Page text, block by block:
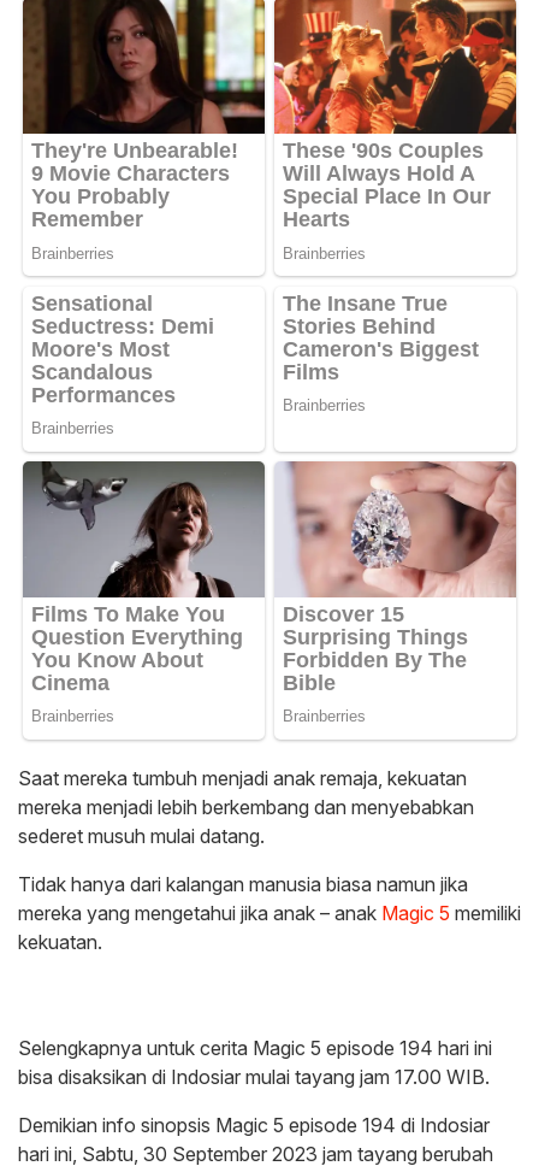
Saat mereka tumbuh menjadi anak remaja, kekuatan
mereka menjadi lebih berkembang dan menyebabkan
sederet musuh mulai datang.
Tidak hanya dari kalangan manusia biasa namun jika
mereka yang mengetahui jika anak – anak Magic 5 memiliki
kekuatan.
Selengkapnya untuk cerita Magic 5 episode 194 hari ini
bisa disaksikan di Indosiar mulai tayang jam 17.00 WIB.
Demikian info sinopsis Magic 5 episode 194 di Indosiar
hari ini, Sabtu, 30 September 2023 jam tayang berubah